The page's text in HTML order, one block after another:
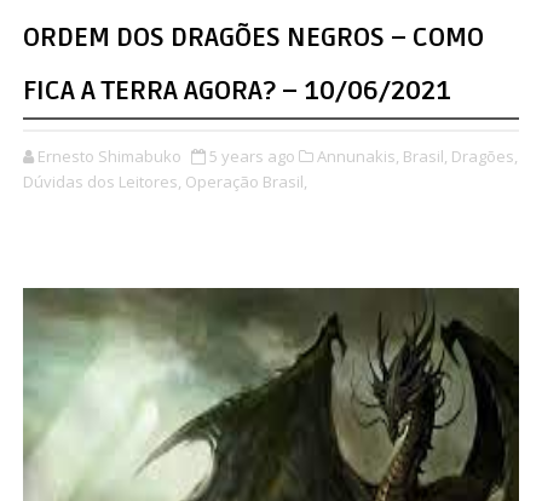
ORDEM DOS DRAGÕES NEGROS – COMO
FICA A TERRA AGORA? – 10/06/2021
Ernesto Shimabuko 5 years ago Annunakis, Brasil, Dragões,
Dúvidas dos Leitores, Operação Brasil,